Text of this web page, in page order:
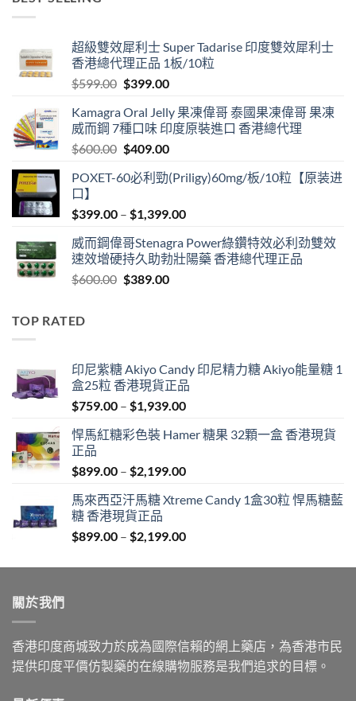
超級雙效犀利士 Super Tadarise 印度雙效犀利士
香港總代理正品 1板/10粒
$599.00 Original
was:
$599.00.
$399.00Current
is:
$399.00.
Kamagra Oral Jelly 果凍偉哥 泰國果凍偉哥 果凍
威而鋼 7種口味 印度原裝進口 香港總代理
$600.00 Original
was:
$409.00Current
is:
POXET-60必利勁(Priligy)60mg/板/10粒【原装进
口】
$399.00 – $1,399.00Price
$399.00
through
威而鋼偉哥Stenagra Power綠鑽特效必利劲雙效
速效增硬持久助勃壯陽藥 香港總代理正品
$600.00 Original
$389.00Current
TOP RATED
印尼紫糖 Akiyo Candy 印尼精力糖 Akiyo能量糖 1
盒25粒 香港現貨正品
$759.00 – $1,939.00Price
$759.00
$1,939.00
悍馬紅糖彩色裝 Hamer 糖果 32顆一盒 香港現貨
正品
$899.00 – $2,199.00Price
$899.00
$2,199.00
馬來西亞汗馬糖 Xtreme Candy 1盒30粒 悍馬糖藍
糖 香港現貨正品
$899.00 – $2,199.00Price
$899.00
關於我們
香港印度商城致力於成為國際信賴的網上藥店，為香港市民
提供印度平價仿製藥的在線購物服務是我們追求的目標。